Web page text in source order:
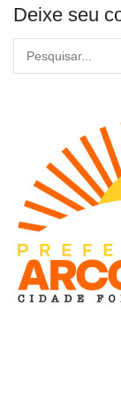
Deixe seu